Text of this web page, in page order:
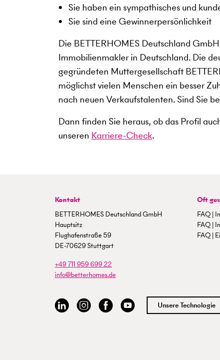
Sie haben ein sympathisches und
Sie sind eine Gewinnerpersönlichkeit
Die BETTERHOMES Deutschland
Immobilienmakler in Deutschland. Die
gegründeten Muttergesellschaft
möglichst vielen Menschen ein besser
nach neuen Verkaufstalenten. Sind Sie
Dann finden Sie heraus, ob das Profil
unseren Karriere-Check.
Kontakt
BETTERHOMES Deutschland GmbH
Hauptsitz
Flughafenstraße 59
DE-70629 Stuttgart
+49 711 959 699 22
info@betterhomes.de
Oft
FAQ |
FAQ |
FAQ |
Unsere Technologie